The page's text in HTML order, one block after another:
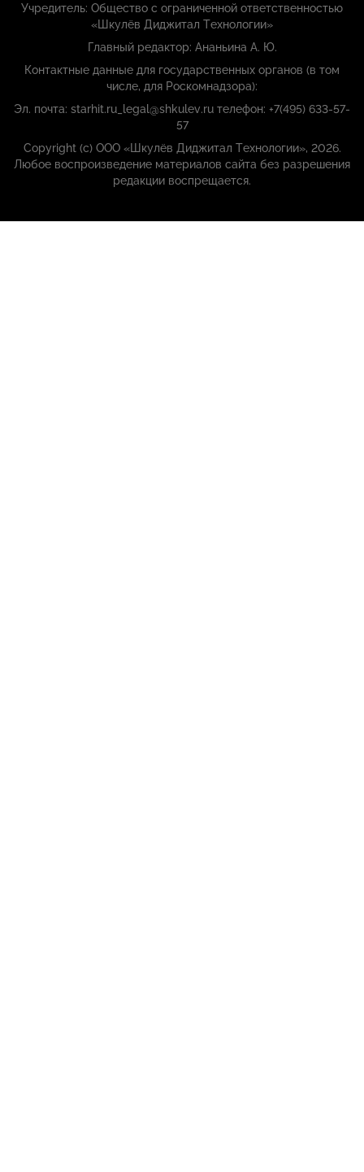
Учредитель: Общество с ограниченной ответственностью
«Шкулёв Диджитал Технологии»
Главный редактор: Ананьина А. Ю.
Контактные данные для государственных органов (в том
числе, для Роскомнадзора):
Эл. почта: starhit.ru_legal@shkulev.ru телефон: +7(495) 633-57-
57
Copyright (с) ООО «Шкулёв Диджитал Технологии», 2026.
Любое воспроизведение материалов сайта без разрешения
редакции воспрещается.